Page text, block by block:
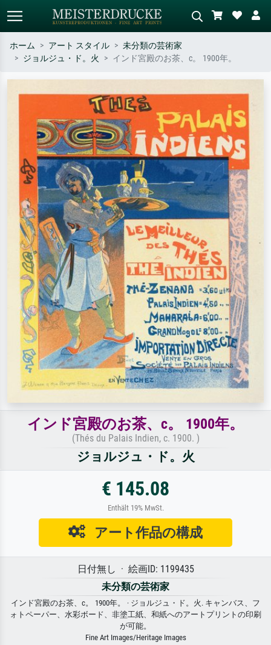
– 例：モネ、星月夜、印象派、北
斎の波、ヌード。
緑の草原、赤の多い抽象画、暗い
油絵、木のそばの立ち姿のヌー
ド。
ホーム アート スタイル
未分類の芸術家
ジョルジュ・ド。火
インド宮殿のお茶、c。 1900年。
インド宮殿のお茶、c。 1900年。
(Thés du Palais Indien, c. 1900. )
ジョルジュ・ド。火
€ 145.08
Enthält 19% MwSt.
アート作品の構成
日付無し · 絵画ID: 1199435
未分類の芸術家
インド宮殿のお茶、c。 1900年。 · ジョルジュ・ド。火. キャンバス、フ
ォトペーパー、水彩ボード、非塗工紙、和紙へのアートプリントの印刷
が可能。
Fine Art Images/Heritage Images